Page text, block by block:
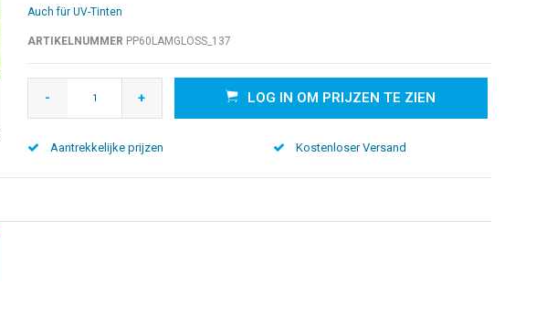
Auch für UV-Tinten
ARTIKELNUMMER PP60LAMGLOSS_137
- + LOG IN OM PRIJZEN TE ZIEN
Aantrekkelijke prijzen Kostenloser Versand